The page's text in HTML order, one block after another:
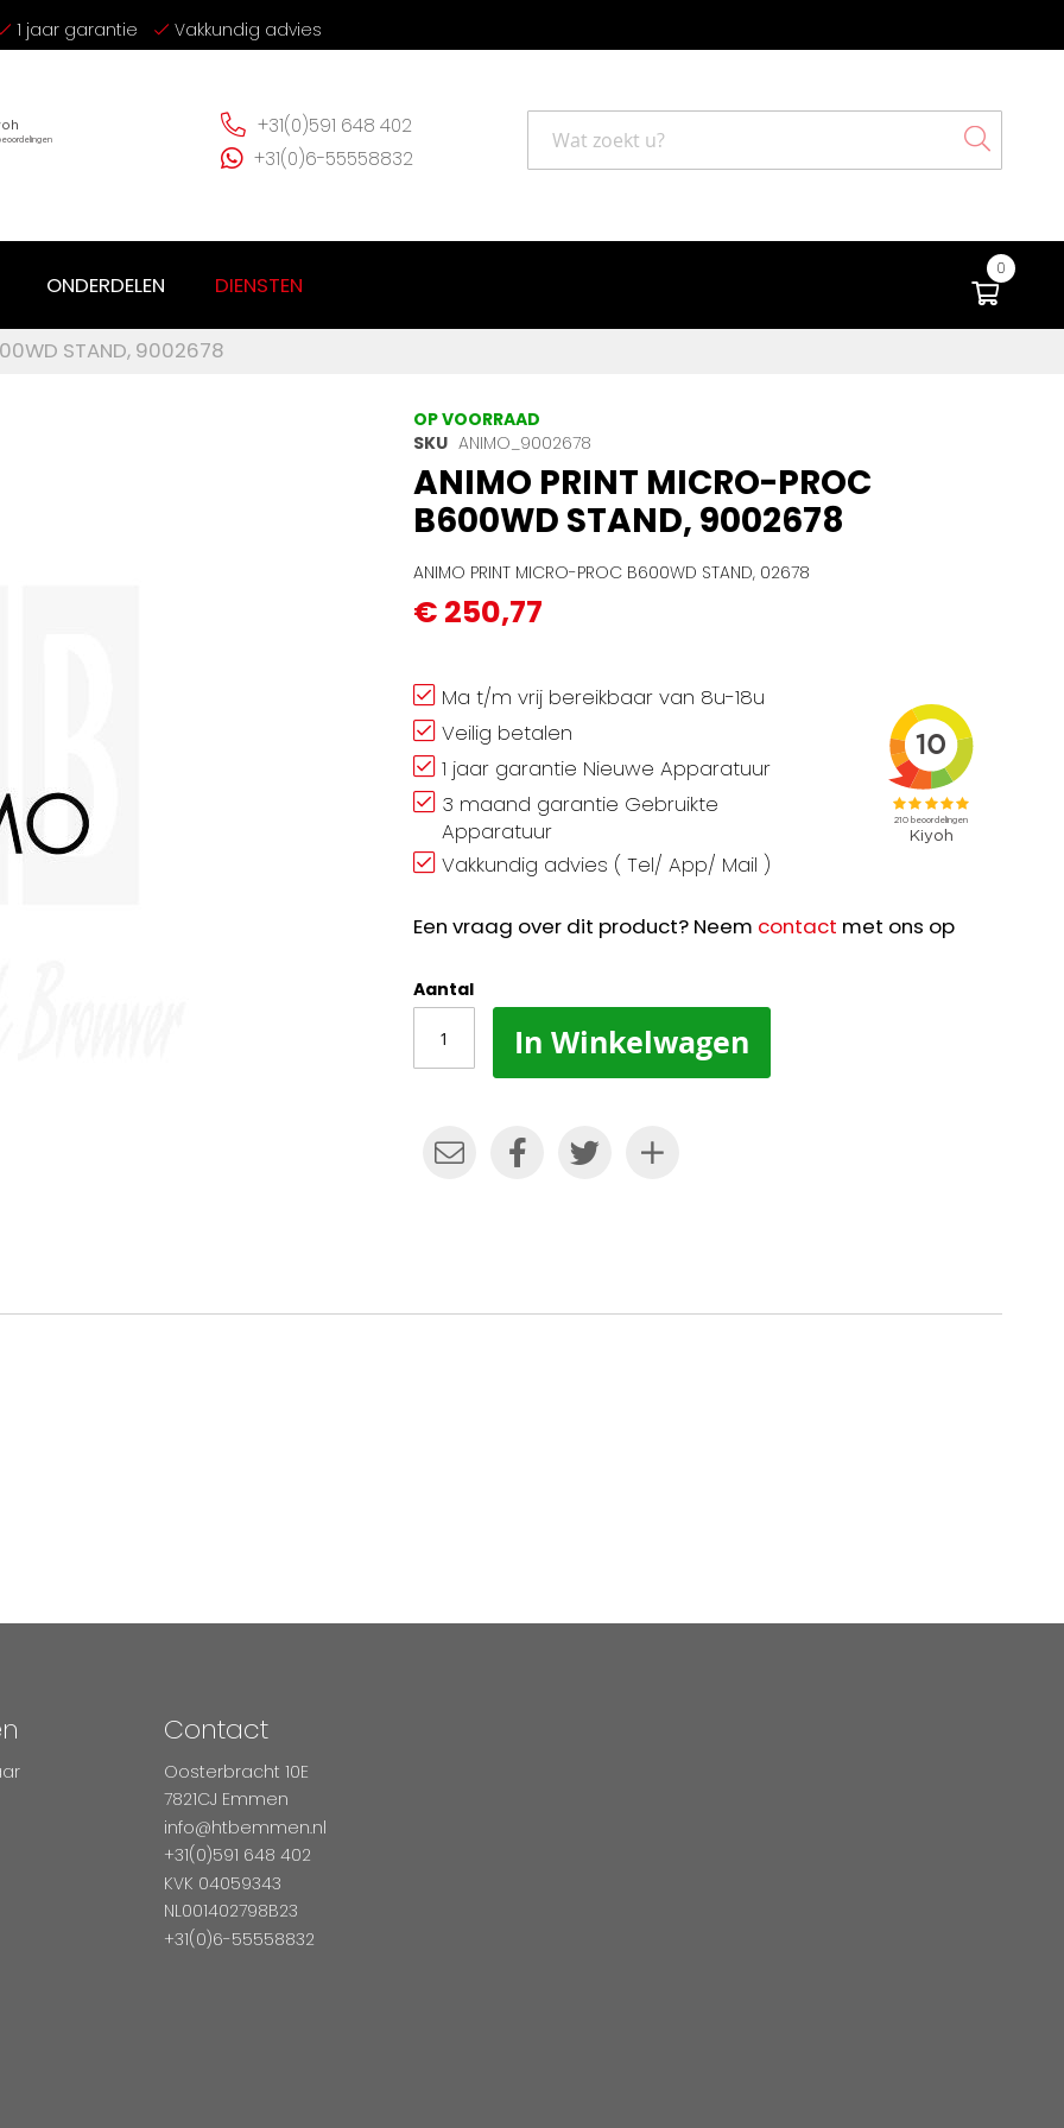
1 jaar garantie Vakkundig advies
+31(0)591 648 402
+31(0)6-55558832
Search
0
ONDERDELEN DIENSTEN
STAND, 9002678
OP VOORRAAD
SKU ANIMO_9002678
ANIMO PRINT MICRO-PROC
B600WD STAND, 9002678
ANIMO PRINT MICRO-PROC B600WD STAND, 02678
€ 250,77
Ma t/m vrij bereikbaar van 8u-18u
Veilig betalen
1 jaar garantie Nieuwe Apparatuur
3 maand garantie Gebruikte
Apparatuur
Vakkundig advies ( Tel/ App/ Mail )
Een vraag over dit product? Neem contact met ons op
Aantal
In Winkelwagen
Contact
Oosterbracht 10E
7821CJ Emmen
info@htbemmen.nl
+31(0)591 648 402
KVK 04059343
NL001402798B23
+31(0)6-55558832